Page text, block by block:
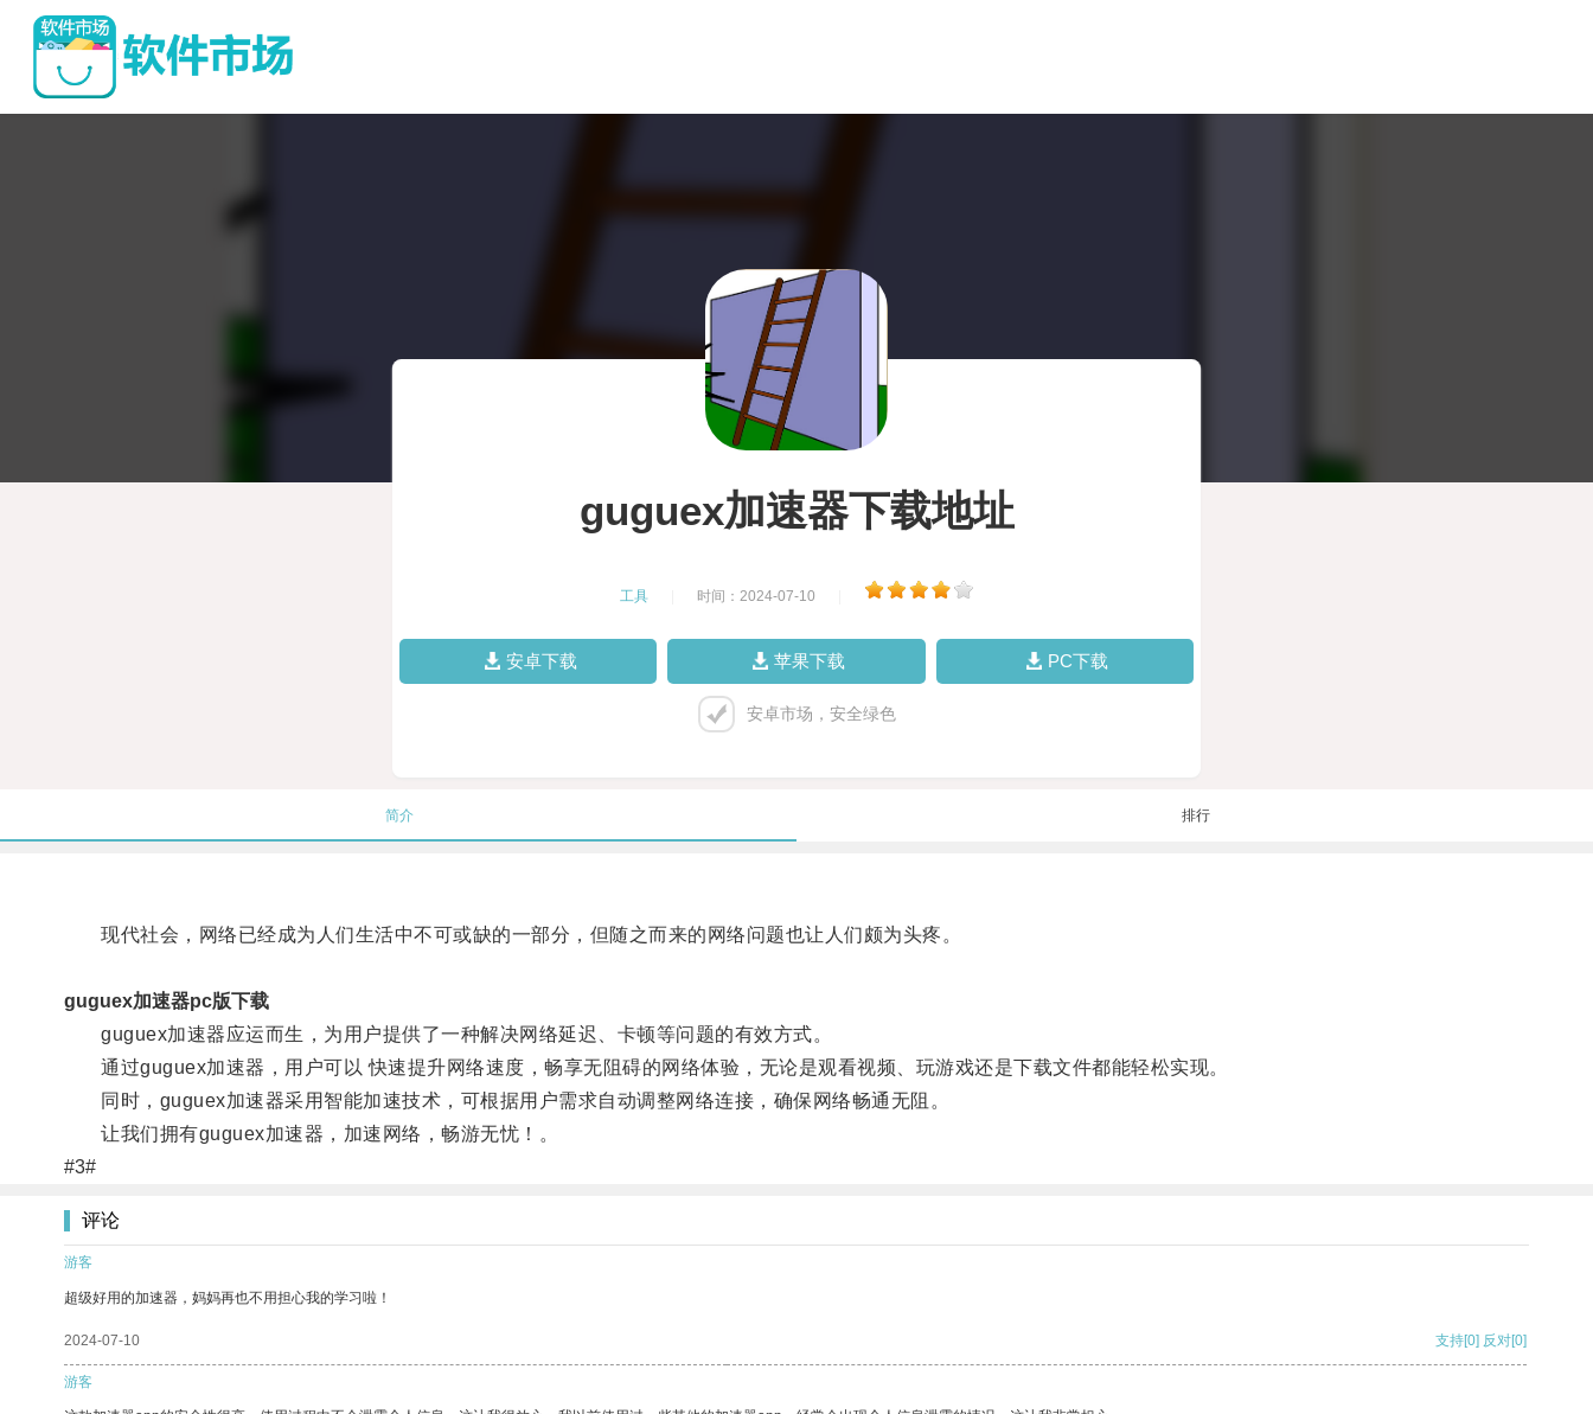
guguex加速器下载地址
工具 时间：2024-07-10
安卓下载 苹果下载 PC下载
安卓市场，安全绿色
简介 排行
现代社会，网络已经成为人们生活中不可或缺的一部分，但随之而来的网络问题也让人们颇为头疼。
guguex加速器pc版下载
guguex加速器应运而生，为用户提供了一种解决网络延迟、卡顿等问题的有效方式。
通过guguex加速器，用户可以 快速提升网络速度，畅享无阻碍的网络体验，无论是观看视频、玩游戏还是下载文件都能轻松实现。
同时，guguex加速器采用智能加速技术，可根据用户需求自动调整网络连接，确保网络畅通无阻。
让我们拥有guguex加速器，加速网络，畅游无忧！。
#3#
评论
游客
超级好用的加速器，妈妈再也不用担心我的学习啦！
2024-07-10 支持[0] 反对[0]
游客